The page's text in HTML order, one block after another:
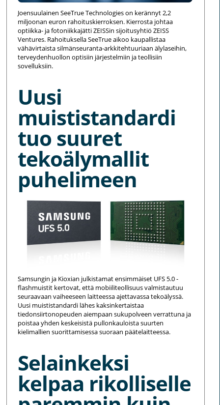
Joensuulainen SeeTrue Technologies on kerännyt 2,2
miljoonan euron rahoituskierroksen. Kierrosta johtaa
optiikka- ja fotoniikkajätti ZEISSin sijoitusyhtiö ZEISS
Ventures. Rahoituksella SeeTrue aikoo kaupallistaa
vähävirtaista silmänseuranta-arkkitehtuuriaan älylaseihin,
terveydenhuollon optisiin järjestelmiin ja teollisiin
sovelluksiin.
Uusi
muististandardi
tuo suuret
tekoälymallit
puhelimeen
Samsungin ja Kioxian julkistamat ensimmäiset UFS 5.0 -
flashmuistit kertovat, että mobiiliteollisuus valmistautuu
seuraavaan vaiheeseen laitteessa ajettavassa tekoälyssä.
Uusi muististandardi lähes kaksinkertaistaa
tiedonsiirtonopeuden aiempaan sukupolveen verrattuna ja
poistaa yhden keskeisistä pullonkauloista suurten
kielimallien suorittamisessa suoraan päätelaitteessa.
Selainkeksi
kelpaa rikolliselle